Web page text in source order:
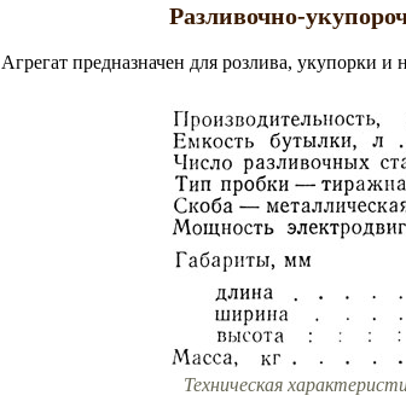
Разливочно-
Агрегат предназначен для розлива, укупорки
Техническая